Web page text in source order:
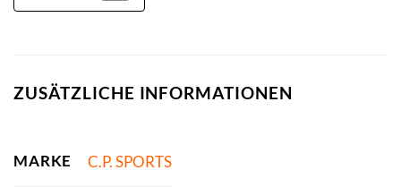
ZUSÄTZLICHE INFORMATIONEN
MARKE C.P. SPORTS